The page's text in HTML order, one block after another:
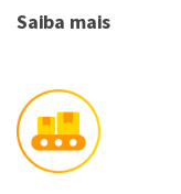
Saiba mais